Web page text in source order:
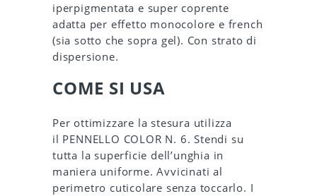
iperpigmentata e super coprente
adatta per effetto monocolore e french
(sia sotto che sopra gel). Con strato di
dispersione.
COME SI USA
Per ottimizzare la stesura utilizza
il PENNELLO COLOR N. 6. Stendi su
tutta la superficie dell’unghia in
maniera uniforme. Avvicinati al
perimetro cuticolare senza toccarlo. I